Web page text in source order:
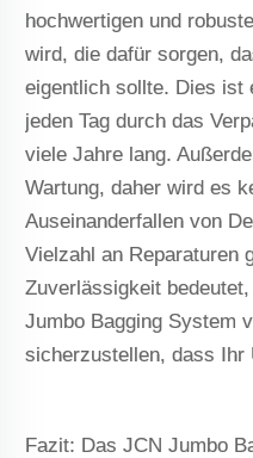
hochwertigen und
wird, die dafür sorgen,
eigentlich sollte. Dies ist
jeden Tag durch das
viele Jahre lang.
Wartung, daher wird es
Auseinanderfallen von
Vielzahl an Reparaturen
Zuverlässigkeit
Jumbo Bagging System
sicherzustellen, dass Ihr
Fazit: Das JCN Jumbo